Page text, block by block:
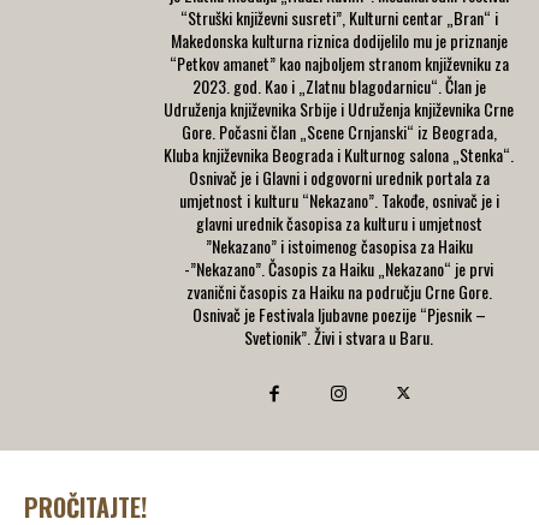
“Struški književni susreti”, Kulturni centar „Bran“ i
Makedonska kulturna riznica dodijelilo mu je priznanje
“Petkov amanet” kao najboljem stranom književniku za
2023. god. Kao i „Zlatnu blagodarnicu“. Član je
Udruženja književnika Srbije i Udruženja književnika Crne
Gore. Počasni član „Scene Crnjanski“ iz Beograda,
Kluba književnika Beograda i Kulturnog salona „Stenka“.
Osnivač je i Glavni i odgovorni urednik portala za
umjetnost i kulturu “Nekazano”. Takođe, osnivač je i
glavni urednik časopisa za kulturu i umjetnost
”Nekazano” i istoimenog časopisa za Haiku
-”Nekazano”. Časopis za Haiku „Nekazano“ je prvi
zvanični časopis za Haiku na području Crne Gore.
Osnivač je Festivala ljubavne poezije “Pjesnik –
Svetionik”. Živi i stvara u Baru.
PROČITAJTE!